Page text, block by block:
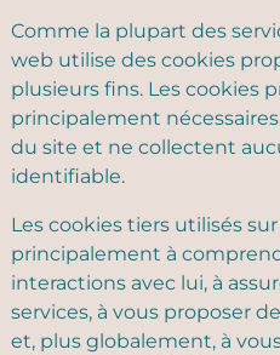
Comme la plupart des
web utilise des cookies
plusieurs fins. Les cookies
principalement
du site et ne collectent
identifiable.
Les cookies tiers utilisés
principalement à
interactions avec lui, à
services, à vous proposer
et, plus globalement, à